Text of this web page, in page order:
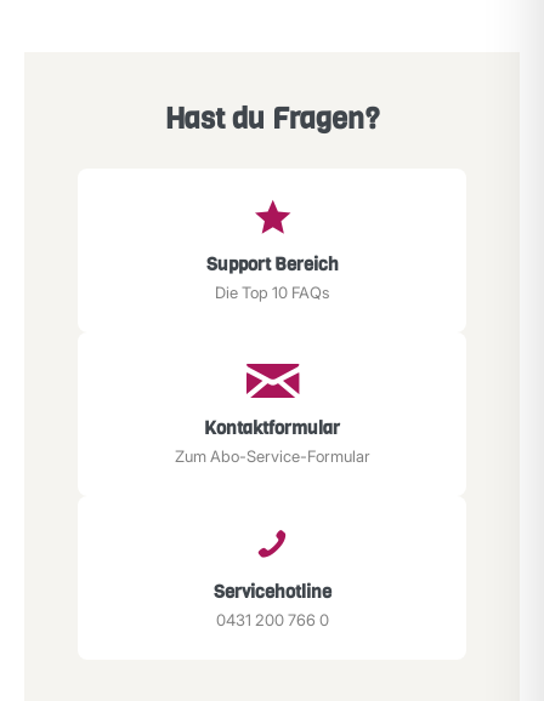
Hast du Fragen?
Support Bereich
Die Top 10 FAQs
Kontaktformular
Zum Abo-Service-Formular
Servicehotline
0431 200 766 0